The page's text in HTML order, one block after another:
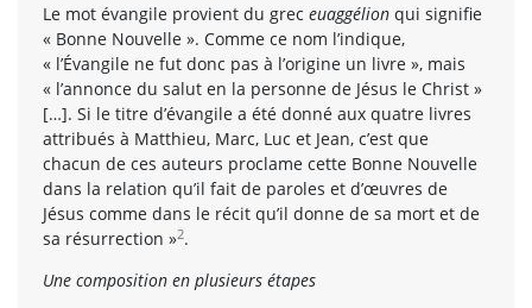
Le mot évangile provient du grec euaggélion qui signifie
« Bonne Nouvelle ». Comme ce nom l’indique,
« l’Évangile ne fut donc pas à l’origine un livre », mais
« l’annonce du salut en la personne de Jésus le Christ »
[…]. Si le titre d’évangile a été donné aux quatre livres
attribués à Matthieu, Marc, Luc et Jean, c’est que
chacun de ces auteurs proclame cette Bonne Nouvelle
dans la relation qu’il fait de paroles et d’œuvres de
Jésus comme dans le récit qu’il donne de sa mort et de
sa résurrection »2.
Une composition en plusieurs étapes